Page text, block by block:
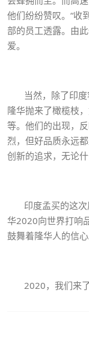
他们纷纷赞叹。“收
部的员工透露。由
爱。
当然，除了印度
隆华抛来了橄榄枝
等。他们的出现，
烈，但好品质永远
创新的追求，无论
印度孟买的这次
华2020向世界打响
鼓舞着隆华人的信心
2020，我们来了